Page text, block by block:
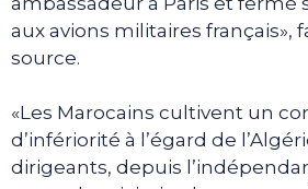
aux avions militaires français»,
source.
«Les Marocains cultivent un
d’infériorité à l’égard de
dirigeants, depuis